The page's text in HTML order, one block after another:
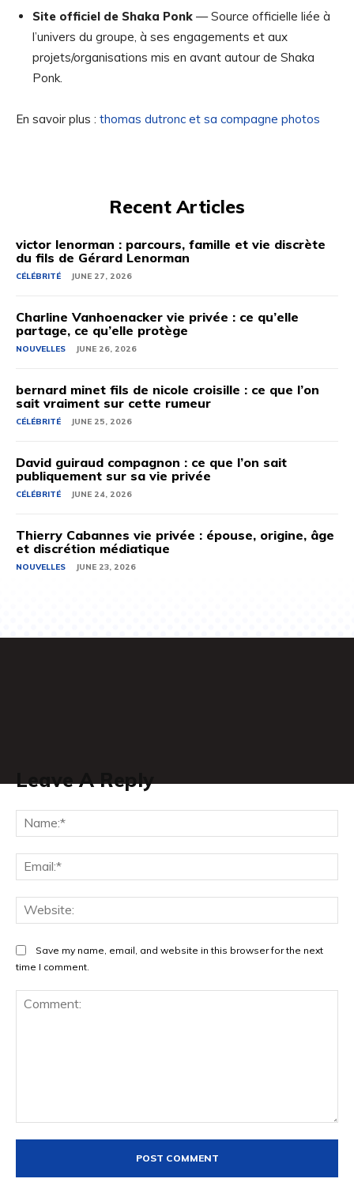
Site officiel de Shaka Ponk — Source officielle liée à
l’univers du groupe, à ses engagements et aux
projets/organisations mis en avant autour de Shaka
Ponk.
En savoir plus : thomas dutronc et sa compagne photos
Recent Articles
victor lenorman : parcours, famille et vie discrète
du fils de Gérard Lenorman
CÉLÉBRITÉ JUNE 27, 2026
Charline Vanhoenacker vie privée : ce qu’elle
partage, ce qu’elle protège
NOUVELLES JUNE 26, 2026
bernard minet fils de nicole croisille : ce que l’on
sait vraiment sur cette rumeur
CÉLÉBRITÉ JUNE 25, 2026
David guiraud compagnon : ce que l’on sait
publiquement sur sa vie privée
CÉLÉBRITÉ JUNE 24, 2026
Thierry Cabannes vie privée : épouse, origine, âge
et discrétion médiatique
NOUVELLES JUNE 23, 2026
Leave A Reply
Save my name, email, and website in this browser for the next
time I comment.